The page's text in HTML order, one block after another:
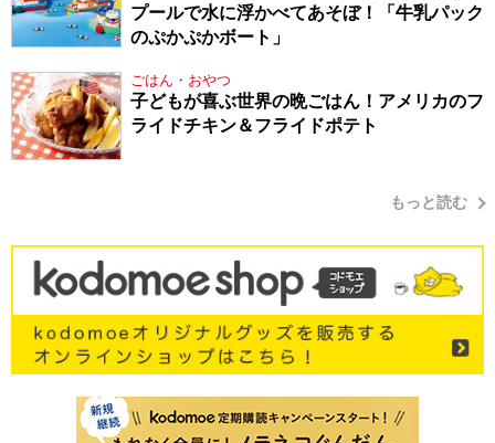
プールで水に浮かべてあそぼ！「牛乳パック
のぷかぷかボート」
ごはん・おやつ
子どもが喜ぶ世界の晩ごはん！アメリカのフ
ライドチキン＆フライドポテト
もっと読む